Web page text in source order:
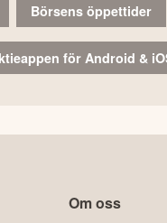
Börsens öppettider
för Android &
Om oss